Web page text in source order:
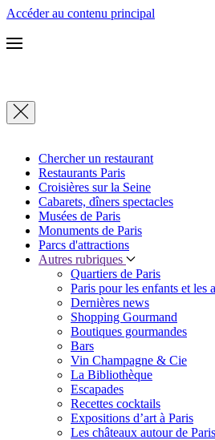
Accéder au contenu principal
Chercher un restaurant
Restaurants Paris
Croisières sur la Seine
Cabarets, dîners spectacles
Musées de Paris
Monuments de Paris
Parcs d'attractions
Autres rubriques
Quartiers de Paris
Paris pour les enfants et les
Dernières news
Shopping Gourmand
Boutiques gourmandes
Bars
Vin Champagne & Cie
La Bibliothèque
Escapades
Recettes cocktails
Expositions d’art à Paris
Les châteaux autour de Paris